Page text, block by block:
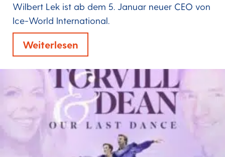
Wilbert Lek ist ab dem 5. Januar neuer CEO von
Ice-World International.
Weiterlesen